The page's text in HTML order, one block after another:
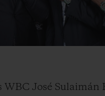
WBC José Sulaimán